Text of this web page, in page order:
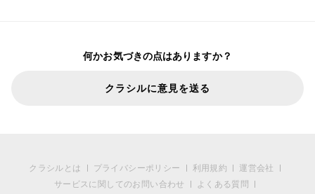
何かお気づきの点はありますか？
クラシルに意見を送る
クラシルとは プライバシーポリシー 利用規約
運営会社
サービスに関してのお問い合わせ
よくある質問